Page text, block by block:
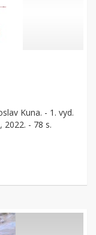
Kuna. - 1. vyd.
2022. - 78 s.